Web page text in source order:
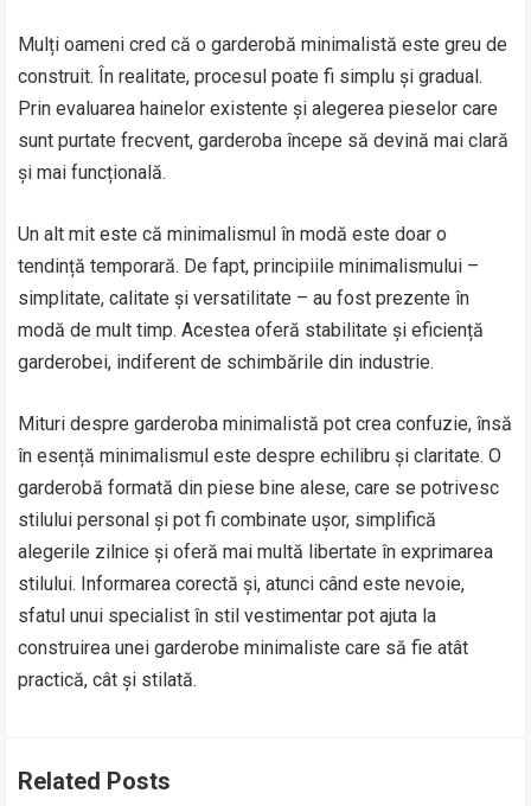
Mulți oameni cred că o garderobă minimalistă este greu de
construit. În realitate, procesul poate fi simplu și gradual.
Prin evaluarea hainelor existente și alegerea pieselor care
sunt purtate frecvent, garderoba începe să devină mai clară
și mai funcțională.
Un alt mit este că minimalismul în modă este doar o
tendință temporară. De fapt, principiile minimalismului –
simplitate, calitate și versatilitate – au fost prezente în
modă de mult timp. Acestea oferă stabilitate și eficiență
garderobei, indiferent de schimbările din industrie.
Mituri despre garderoba minimalistă pot crea confuzie, însă
în esență minimalismul este despre echilibru și claritate. O
garderobă formată din piese bine alese, care se potrivesc
stilului personal și pot fi combinate ușor, simplifică
alegerile zilnice și oferă mai multă libertate în exprimarea
stilului. Informarea corectă și, atunci când este nevoie,
sfatul unui specialist în stil vestimentar pot ajuta la
construirea unei garderobe minimaliste care să fie atât
practică, cât și stilată.
Related Posts